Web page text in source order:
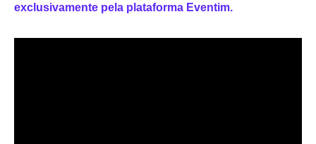
exclusivamente pela plataforma Eventim.